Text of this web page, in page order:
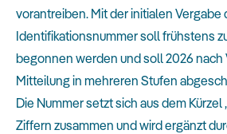
vorantreiben. Mit der initialen
Identifikationsnummer soll frühstens
begonnen werden und soll 2026 nach
Mitteilung in mehreren Stufen
Die Nummer setzt sich aus dem Kürzel
Ziffern zusammen und wird ergänzt